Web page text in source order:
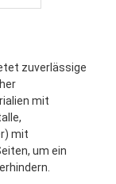
zuverlässige
mit
mit
um ein